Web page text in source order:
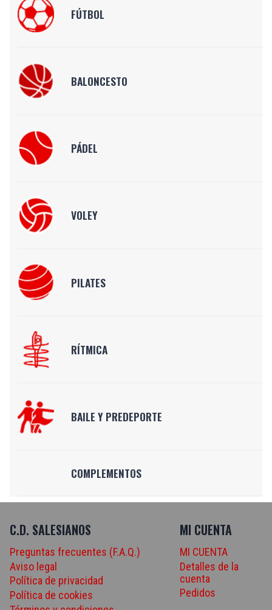
FÚTBOL
BALONCESTO
PÁDEL
VOLEY
PILATES
RÍTMICA
BAILE Y PREDEPORTE
COMPLEMENTOS
C.D. SALESIANOS
Preguntas frecuentes (F.A.Q.)
Aviso legal
Política de privacidad
Política de cookies
MI CUENTA
MI CUENTA
Detalles de la
cuenta
Pedidos